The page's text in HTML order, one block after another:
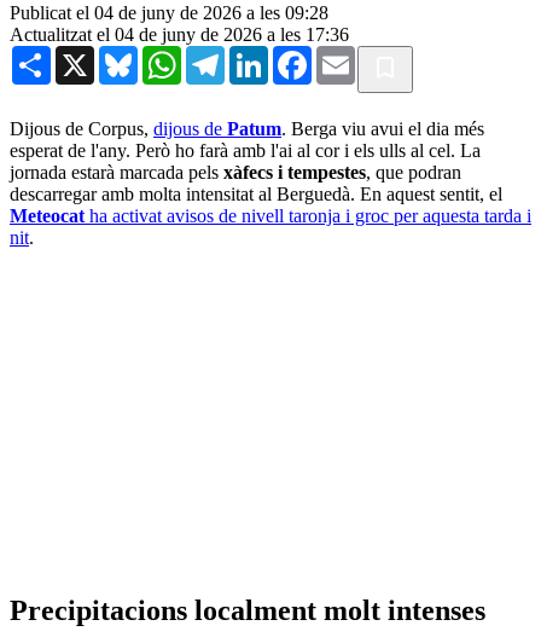
Publicat el 04 de juny de 2026 a les 09:28
Actualitzat el 04 de juny de 2026 a les 17:36
Share X BlueskyWhatsAppTelegramLinkedInFacebook
Email
Dijous de Corpus, dijous de Patum. Berga viu avui el dia més
esperat de l'any. Però ho farà amb l'ai al cor i els ulls al cel. La
jornada estarà marcada pels xàfecs i tempestes, que podran
descarregar amb molta intensitat al Berguedà. En aquest sentit, el
Meteocat ha activat avisos de nivell taronja i groc per aquesta tarda i
nit.
Precipitacions localment molt intenses